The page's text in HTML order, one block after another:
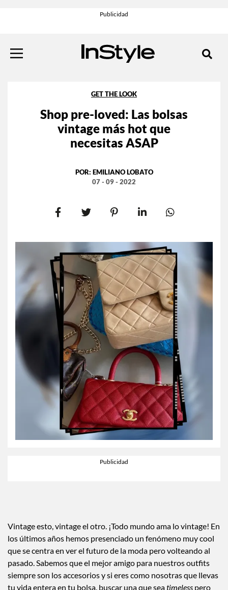
GET THE LOOK
Shop pre-loved: Las bolsas
vintage más hot que
necesitas ASAP
POR: EMILIANO LOBATO
07 - 09 - 2022
Vintage esto, vintage el otro. ¡Todo mundo ama lo vintage! En
los últimos años hemos presenciado un fenómeno muy cool
que se centra en ver el futuro de la moda pero volteando al
pasado. Sabemos que el mejor amigo para nuestros outfits
siempre son los accesorios y si eres como nosotras que llevas
tu vida entera en tu bolsa, buscar una que seatimeless pero